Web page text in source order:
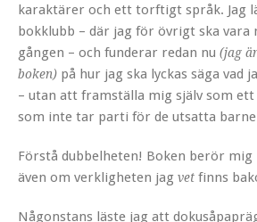
karaktärer och ett torftigt språk. Jag
bokklubb – där jag för övrigt ska vara
gången – och funderar redan nu (jag
boken) på hur jag ska lyckas säga vad
– utan att framställa mig själv som
som inte tar parti för de utsatta
Förstå dubbelheten! Boken berör
även om verkligheten jag vet finns
Någonstans läste jag att